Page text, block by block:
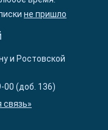
не пришло
и Ростовской
00 (доб. 136)
связь»